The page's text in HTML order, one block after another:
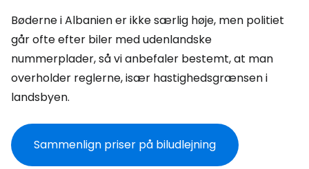
Bøderne i Albanien er ikke særlig høje, men politiet
går ofte efter biler med udenlandske
nummerplader, så vi anbefaler bestemt, at man
overholder reglerne, især hastighedsgrænsen i
landsbyen.
Sammenlign priser på biludlejning